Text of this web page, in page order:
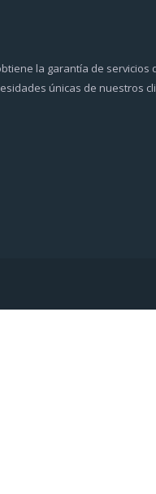
la garantía de servicios
únicas de nuestros